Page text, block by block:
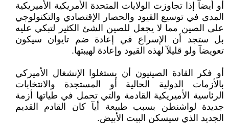
أو أيضآ إذا تجاوزت الولايات المتحدة الأمريكية الأميريكية
المدى في توسيع القيود والحصار الإقتصادي والتكنولوجي
على الصين مما لا يجعل للصين الشئ الكثير لتبكي عليه
بل ستجد أن الإسراع في إعادة ضم تايوان سيكون
تعويضآ ولو قليلآ لهذه القيود وإعادة لهيبتها.
أو فكر القادة الصينيون أن يستغلوا الإنشغال الأميركي
بالأزمات الدولية الحالية أو المستجدة والانتخابات
الرئاسية الأميريكية القادمة والتي تحمل في طياتها أزمة
جديدة لواشنطن بسبب طبيعة أيآ كان القادم القديم
الجديد الذي سيسكن البيت الأبيض.